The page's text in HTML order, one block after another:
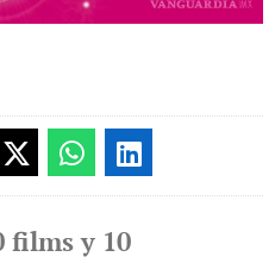
films y 10